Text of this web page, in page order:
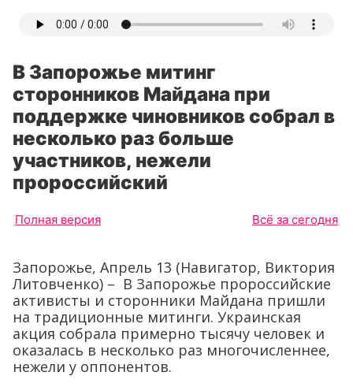
В Запорожье митинг
сторонников Майдана при
поддержке чиновников собрал в
несколько раз больше
участников, нежели
пророссийский
Полная версия Всё за сегодня
Запорожье, Апрель 13 (Навигатор, Виктория
Литовченко) – В Запорожье пророссийские
активисты и сторонники Майдана пришли
на традиционные митинги. Украинская
акция собрала примерно тысячу человек и
оказалась в несколько раз многочисленнее,
нежели у оппонентов.